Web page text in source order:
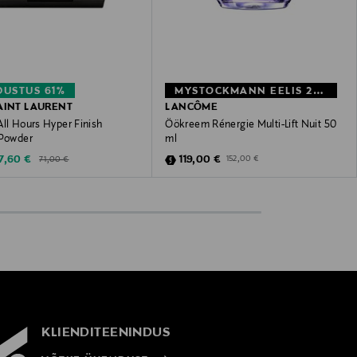
61%
LAURENT
Hours Hyper Finish
Price
€ Original Price
71,00 €
MYSTOCKMANN EELIS 22%
LANCÔME
Öökreem Rénergie Multi-Lift Nuit 50
ml
Discounted Price
119,00 € Original Price
152,00 €
KLIENDITEENINDUS